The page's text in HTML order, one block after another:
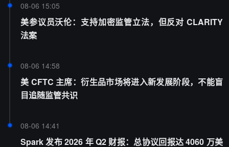
08-06 15:05
美参议员沃伦：支持加密监管立法，但反对 CLARITY
法案
08-06 14:58
美 CFTC 主席：衍生品市场将进入新发展阶段，不能盲
目追随监管共识
08-06 14:41
Spark 发布 2026 年 Q2 财报：总协议回报达 4060 万美